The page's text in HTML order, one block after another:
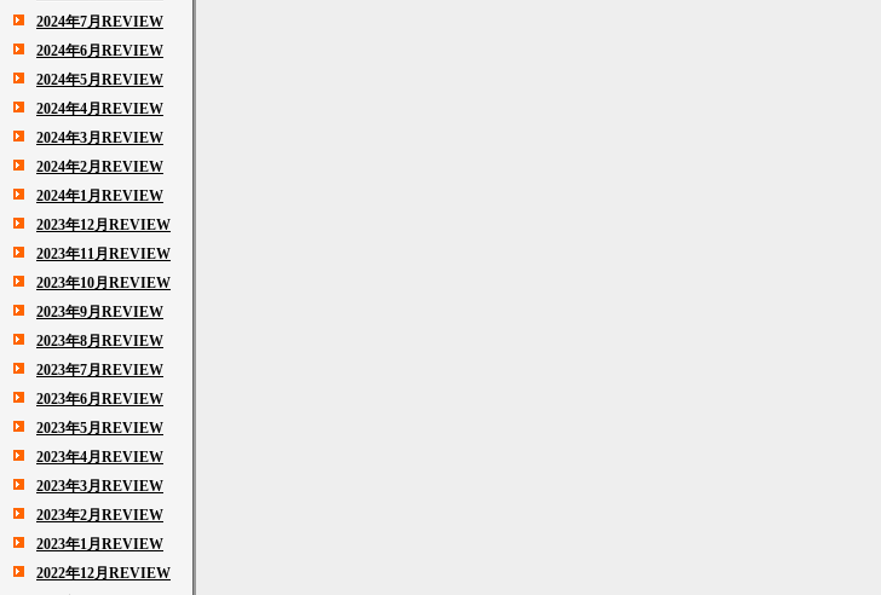
2024年7月REVIEW
2024年6月REVIEW
2024年5月REVIEW
2024年4月REVIEW
2024年3月REVIEW
2024年2月REVIEW
2024年1月REVIEW
2023年12月REVIEW
2023年11月REVIEW
2023年10月REVIEW
2023年9月REVIEW
2023年8月REVIEW
2023年7月REVIEW
2023年6月REVIEW
2023年5月REVIEW
2023年4月REVIEW
2023年3月REVIEW
2023年2月REVIEW
2023年1月REVIEW
2022年12月REVIEW